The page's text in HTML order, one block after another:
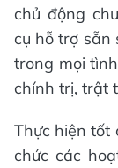
chủ động
cụ hỗ trợ sẵn
trong mọi
chính trị, trật
Thực hiện tốt
chức các